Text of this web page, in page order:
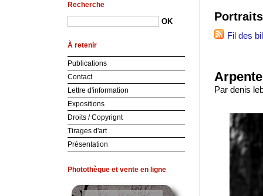
Fil des
Par denis
Recherche
À retenir
Publications
Contact
Lettre d'information
Expositions
Droits / Copyrignt
Tirages d'art
Présentation
Photothèque et vente en ligne